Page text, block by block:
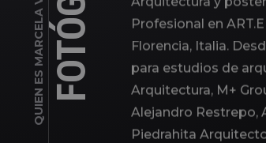
Profesional en
Florencia, Italia.
para estudios de
Arquitectura, M+
Alejandro Restrepo,
Piedrahita